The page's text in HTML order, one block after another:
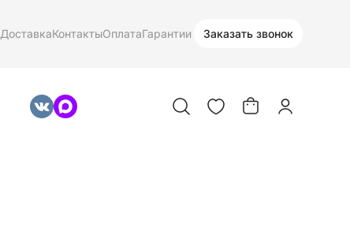
ДоставкаКонтактыОплатаГарантии Заказать звонок